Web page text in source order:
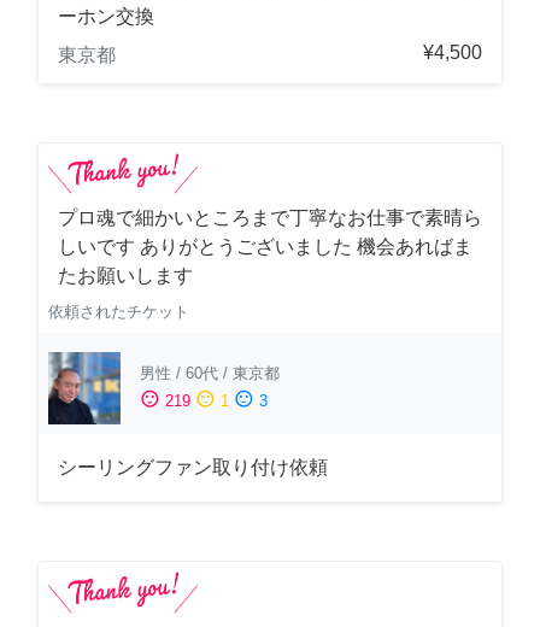
ーホン交換
東京都
¥4,500
プロ魂で細かいところまで丁寧なお仕事で素晴ら
しいです ありがとうございました 機会あればま
たお願いします
依頼されたチケット
男性 / 60代 / 東京都
sentiment_satisfied 219 sentiment_neutral 1 sentiment_dissatisfied 3
シーリングファン取り付け依頼